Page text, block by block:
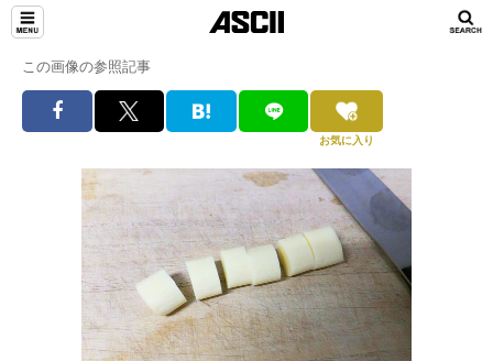
この画像の参照記事
お気に入り